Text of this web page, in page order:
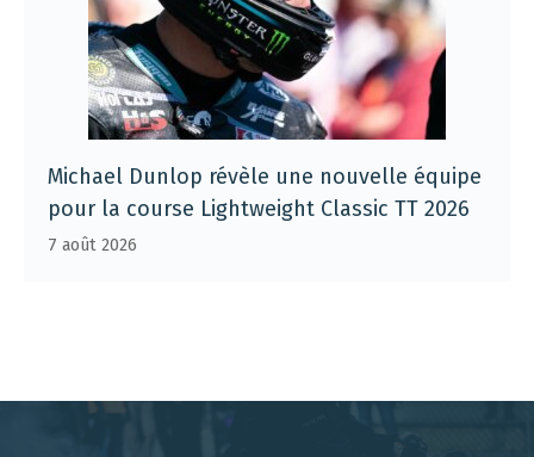
Michael Dunlop révèle une nouvelle équipe
pour la course Lightweight Classic TT 2026
7 août 2026